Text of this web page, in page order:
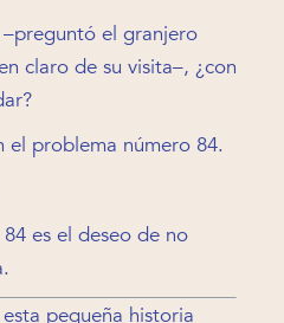
el granjero
claro de su visita–, ¿con
el problema número 84.
es el deseo de no
pequeña historia